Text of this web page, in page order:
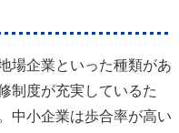
場企業といった種類があ
制度が充実しているた
中小企業は歩合率が高い